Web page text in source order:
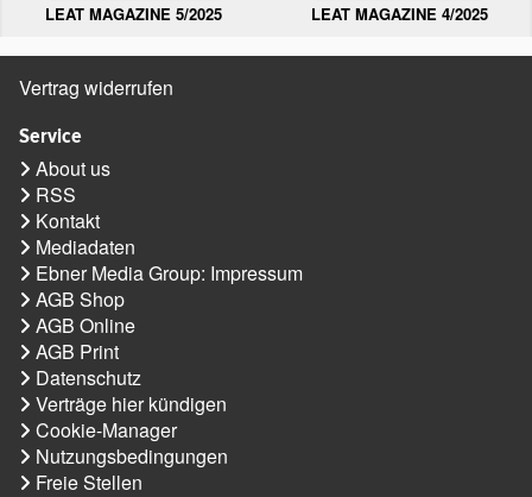
LEAT MAGAZINE 5/2025 LEAT MAGAZINE 4/2025
Vertrag widerrufen
Service
About us
RSS
Kontakt
Mediadaten
Ebner Media Group: Impressum
AGB Shop
AGB Online
AGB Print
Datenschutz
Verträge hier kündigen
Cookie-Manager
Nutzungsbedingungen
Freie Stellen